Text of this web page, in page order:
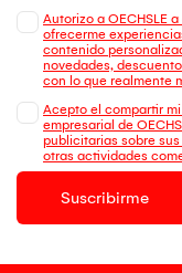
Autorizo a OECHSLE
ofrecerme
contenido
novedades,
con lo que realmente
Acepto el compartir
empresarial de
publicitarias sobre
otras actividades
Suscribirme